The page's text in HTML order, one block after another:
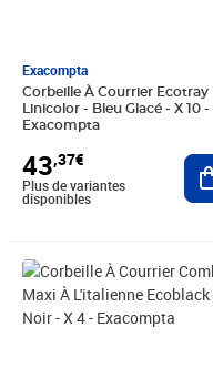
Exacompta
Corbeille À Courrier Ecotray
Linicolor - Bleu Glacé - X 10 -
Exacompta
43,37€
Plus de variantes
disponibles
Prix 42,50€